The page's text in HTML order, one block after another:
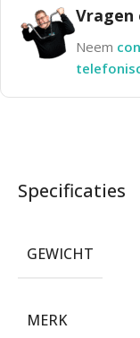
Vragen
Neem
Specificaties
GEWICHT
MERK